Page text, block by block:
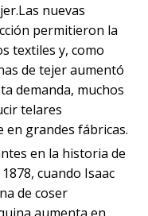
nuevas
permitieron la
textiles y, como
de tejer aumentó
demanda, muchos
telares
en grandes fábricas.
en la historia de
cuando Isaac
de coser
aumenta en